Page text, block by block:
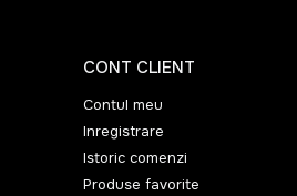
CONT CLIENT
Contul meu
Inregistrare
Istoric comenzi
Produse favorite